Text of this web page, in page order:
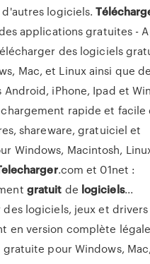
logiciels.
applications gratuites -
des logiciels
Mac, et Linux ainsi que
iPhone, Ipad et
rapide et facile
shareware, gratuiciel et
Windows, Macintosh,
.com et 01net :
gratuit de logiciels...
des logiciels, jeux et drivers
en version complète
pour Windows,